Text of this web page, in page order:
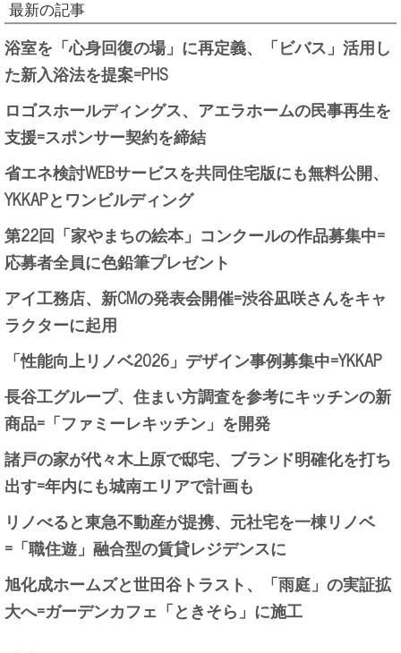
最新の記事
浴室を「心身回復の場」に再定義、「ビバス」活用し
た新入浴法を提案=PHS
ロゴスホールディングス、アエラホームの民事再生を
支援=スポンサー契約を締結
省エネ検討WEBサービスを共同住宅版にも無料公開、
YKKAPとワンビルディング
第22回「家やまちの絵本」コンクールの作品募集中=
応募者全員に色鉛筆プレゼント
アイ工務店、新CMの発表会開催=渋谷凪咲さんをキャ
ラクターに起用
「性能向上リノベ2026」デザイン事例募集中=YKKAP
長谷工グループ、住まい方調査を参考にキッチンの新
商品=「ファミーレキッチン」を開発
諸戸の家が代々木上原で邸宅、ブランド明確化を打ち
出す=年内にも城南エリアで計画も
リノべると東急不動産が提携、元社宅を一棟リノベ
=「職住遊」融合型の賃貸レジデンスに
旭化成ホームズと世田谷トラスト、「雨庭」の実証拡
大へ=ガーデンカフェ「ときそら」に施工